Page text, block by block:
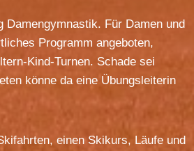
Für Damen und
Programm angeboten,
Kind-Turnen. Schade sei
könne da eine Übungsleiterin
einen Skikurs, Läufe und